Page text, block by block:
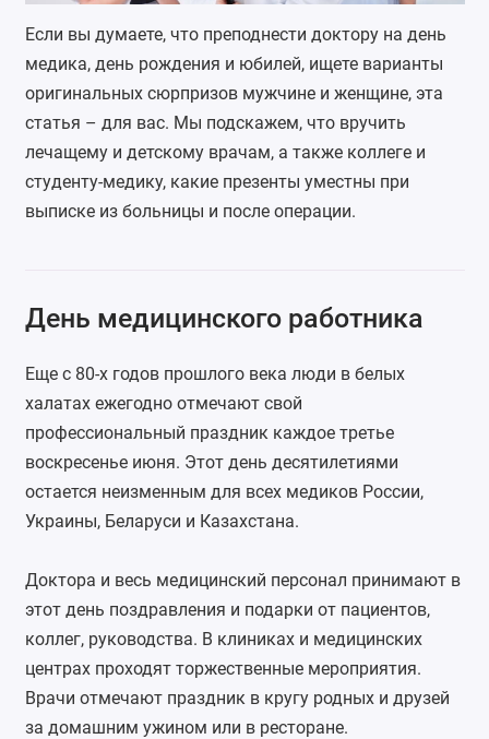
Если вы думаете, что преподнести доктору на день
медика, день рождения и юбилей, ищете варианты
оригинальных сюрпризов мужчине и женщине, эта
статья – для вас. Мы подскажем, что вручить
лечащему и детскому врачам, а также коллеге и
студенту-медику, какие презенты уместны при
выписке из больницы и после операции.
День медицинского работника
Еще с 80-х годов прошлого века люди в белых
халатах ежегодно отмечают свой
профессиональный праздник каждое третье
воскресенье июня. Этот день десятилетиями
остается неизменным для всех медиков России,
Украины, Беларуси и Казахстана.
Доктора и весь медицинский персонал принимают в
этот день поздравления и подарки от пациентов,
коллег, руководства. В клиниках и медицинских
центрах проходят торжественные мероприятия.
Врачи отмечают праздник в кругу родных и друзей
за домашним ужином или в ресторане.